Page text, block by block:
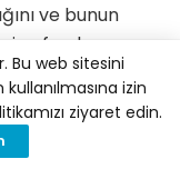
ve bunun
fayda
ve ABD
büyük
Bu web sitesini
izin
ziyaret edin.